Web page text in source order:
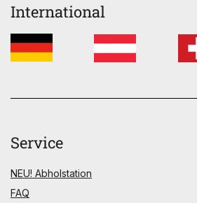
International
Service
NEU! Abholstation
FAQ